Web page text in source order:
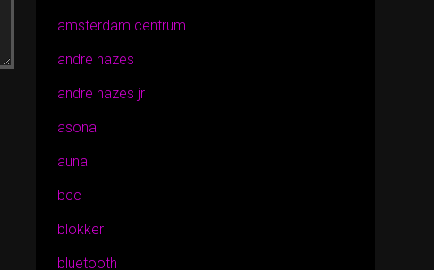
amsterdam centrum
andre hazes
andre hazes jr
asona
auna
bcc
blokker
bluetooth